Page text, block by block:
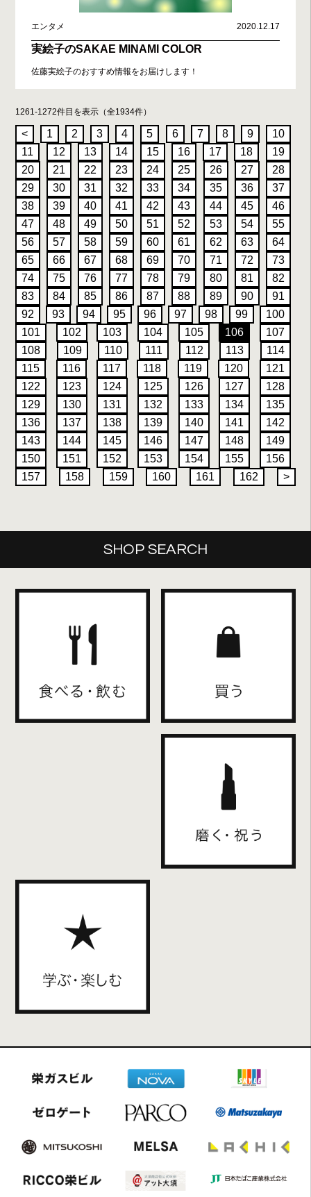
エンタメ 2020.12.17
実絵子のSAKAE MINAMI COLOR
佐藤実絵子のおすすめ情報をお届けします！
1261-1272件目を表示（全1934件）
< 1 2 3 4 5 6 7 8 9
10
11
12 13 14 15 16 17 18
19
20
21 22 23 24 25 26 27
28
29
30 31 32 33 34 35 36
37
38
39 40 41 42 43 44 45
46
47
48 49 50 51 52 53 54
55
56
57 58 59 60 61 62 63
64
65
66 67 68 69 70 71 72
73
74
75 76 77 78 79 80 81
82
83
84 85 86 87 88 89 90
91
92
93 94 95 96 97 98 99
100
101
102 103 104 105 106
107
108
109 110 111 112 113
114
115
116 117 118 119 120
121
122
123 124 125 126 127
128
129
130 131 132 133 134
135
136
137 138 139 140 141
142
143
144 145 146 147 148
149
150
151 152 153 154 155
156
157
158 159 160 161 162 >
SHOP SEARCH